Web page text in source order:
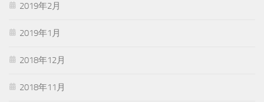
2019年2月
2019年1月
2018年12月
2018年11月